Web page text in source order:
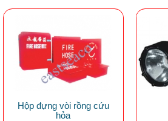
Hộp đựng vòi rồng cứu
hỏa